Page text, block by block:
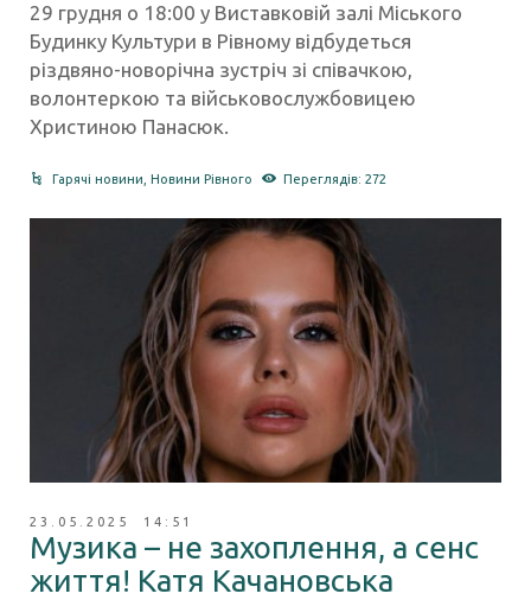
29 грудня о 18:00 у Виставковій залі Міського
Будинку Культури в Рівному відбудеться
різдвяно-новорічна зустріч зі співачкою,
волонтеркою та військовослужбовицею
Христиною Панасюк.
Гарячі новини Новини Рівного Переглядів: 272
23.05.2025 14:51
Музика – не захоплення, а сенс
життя! Катя Качановська